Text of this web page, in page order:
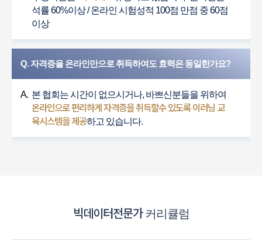
석률 60%이상 / 온라인 시험성적 100점 만점 중 60점
이상
Q. 자격증을 온라인만으로 취득하여도 효력은 동일한가요?
A. 본 협회는 시간이 없으시거나, 바쁘신분들을 위하여
온라인으로 편리하게 자격증을 취득할수 있도록 이러닝 교
육시스템을 제공하고 있습니다.
빅데이터전문가 커리큘럼